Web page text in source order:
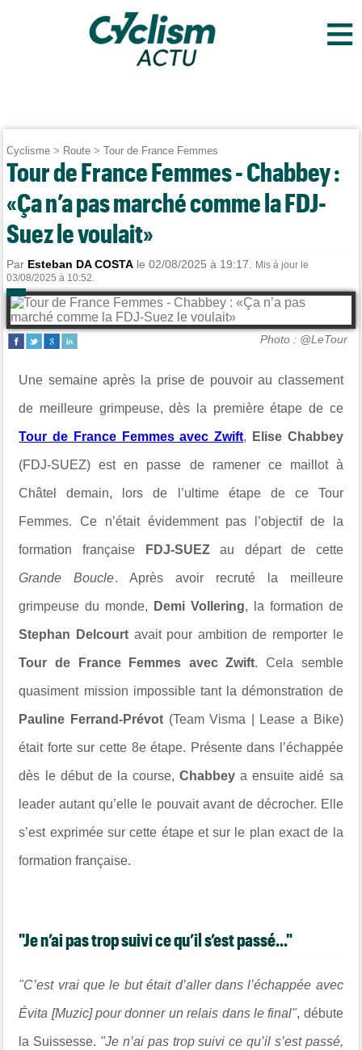
≡
Cyclisme > Route >Tour de France Femmes
Tour de France Femmes - Chabbey :
«Ça n’a pas marché comme la FDJ-
Suez le voulait»
Par Esteban DA COSTA le 02/08/2025 à 19:17.
Mis à jour le
03/08/2025 à 10:52.
Photo : @LeTour
Une semaine après la prise de pouvoir au classement
de meilleure grimpeuse, dès la première étape de ce
Tour de France Femmes avec Zwift, Elise Chabbey
(FDJ-SUEZ) est en passe de ramener ce maillot à
Châtel demain, lors de l’ultime étape de ce Tour
Femmes. Ce n’était évidemment pas l’objectif de la
formation française FDJ-SUEZau départ de cette
Grande Boucle. Après avoir recruté la meilleure
grimpeuse du monde, Demi Vollering, la formation de
Stephan Delcourt avait pour ambition de remporter le
Tour de France Femmes avec Zwift. Cela semble
quasiment mission impossible tant la démonstration de
Pauline Ferrand-Prévot (Team Visma | Lease a Bike)
était forte sur cette 8e étape. Présente dans l’échappée
dès le début de la course,Chabbey a ensuite aidé sa
leader autant qu’elle le pouvait avant de décrocher. Elle
s’est exprimée sur cette étape et sur le plan exact de la
formation française.
"Je n’ai pas trop suivi ce qu’il s’est passé..."
"C’est vrai que le but était d’aller dans l’échappée avec
Évita [Muzic] pour donner un relais dans le final", débute
la Suissesse. "Je n’ai pas trop suivi ce qu’il s’est passé,